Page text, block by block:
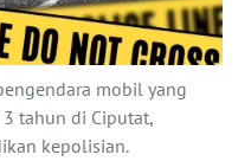
mobil yang
tahun di Ciputat,
kepolisian.